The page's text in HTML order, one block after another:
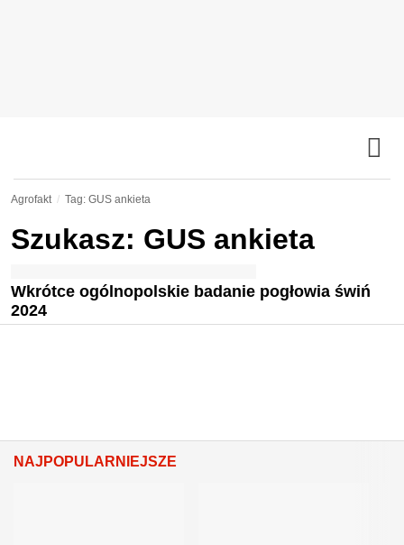
Agrofakt Tag: GUS ankieta
Szukasz: GUS ankieta
Wkrótce ogólnopolskie badanie pogłowia świń
2024
NAJPOPULARNIEJSZE